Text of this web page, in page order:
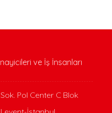
ve İş İnsanları
Pol Center C Blok